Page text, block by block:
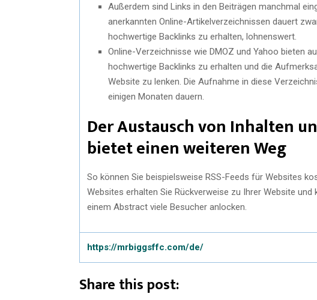
Außerdem sind Links in den Beiträgen manchmal
anerkannten Online-Artikelverzeichnissen dauert
hochwertige Backlinks zu erhalten, lohnenswert.
Online-Verzeichnisse wie DMOZ und Yahoo bieten
hochwertige Backlinks zu erhalten und die
Website zu lenken. Die Aufnahme in diese
einigen Monaten dauern.
Der Austausch von Inhalten
bietet einen weiteren Weg
So können Sie beispielsweise RSS-Feeds für Websites
Websites erhalten Sie Rückverweise zu Ihrer Website
einem Abstract viele Besucher anlocken.
https://mrbiggsffc.com/de/
Share this post: